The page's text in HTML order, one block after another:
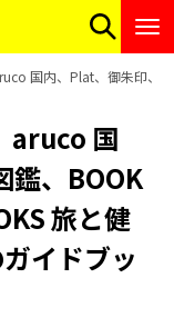
国内、Plat、御朱印、
aruco 国
鑑、BOOK
旅と健
イドブッ